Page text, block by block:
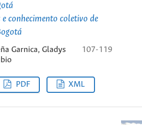
e conhecimento coletivo de
Garnica, Gladys
107-119
PDF XML